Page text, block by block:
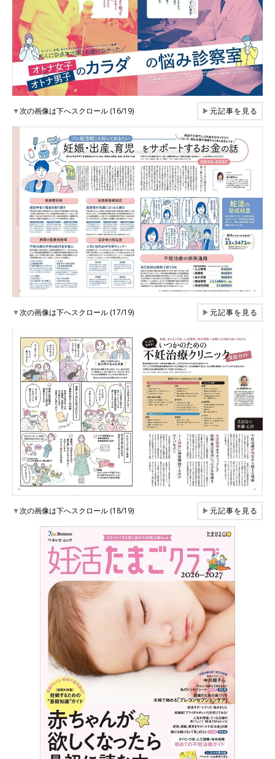
▼次の画像は下へスクロール (16/19) ▶元記事を見る
▼次の画像は下へスクロール (17/19) ▶元記事を見る
▼次の画像は下へスクロール (18/19) ▶元記事を見る